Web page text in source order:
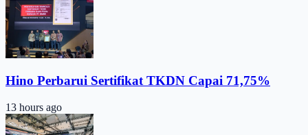
Hino Perbarui Sertifikat TKDN Capai 71,75%
13 hours ago